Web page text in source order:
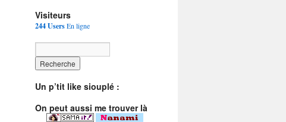
Visiteurs
244 UsersEn ligne
Un p’tit like siouplé :
On peut aussi me trouver là